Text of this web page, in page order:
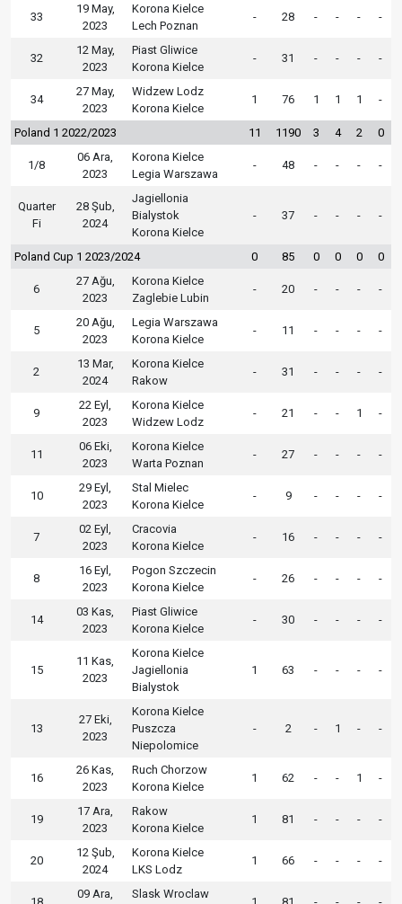
33
19 May,
2023
Korona Kielce
Lech Poznan
- 28 - - - -
32
12 May,
2023
Piast Gliwice
Korona Kielce
- 31 - - - -
34
27 May,
2023
Widzew Lodz
Korona Kielce
1 76 1 1 1 -
Poland 1 2022/2023 11 1190 3 4 2 0
1/8
06 Ara,
2023
Korona Kielce
Legia Warszawa
- 48 - - - -
Quarter
Fi
28 Şub,
2024
Jagiellonia
Bialystok
Korona Kielce
- 37 - - - -
Poland Cup 1 2023/2024 0 85 0 0 0 0
6
27 Ağu,
2023
Korona Kielce
Zaglebie Lubin
- 20 - - - -
5
20 Ağu,
2023
Legia Warszawa
Korona Kielce
- 11 - - - -
2
13 Mar,
2024
Korona Kielce
Rakow
- 31 - - - -
9
22 Eyl,
2023
Korona Kielce
Widzew Lodz
- 21 - - 1 -
11
06 Eki,
2023
Korona Kielce
Warta Poznan
- 27 - - - -
10
29 Eyl,
2023
Stal Mielec
Korona Kielce
- 9 - - - -
7
02 Eyl,
2023
Cracovia
Korona Kielce
- 16 - - - -
8
16 Eyl,
2023
Pogon Szczecin
Korona Kielce
- 26 - - - -
14
03 Kas,
2023
Piast Gliwice
Korona Kielce
- 30 - - - -
15
11 Kas,
2023
Korona Kielce
Jagiellonia
Bialystok
1 63 - - - -
13
27 Eki,
2023
Korona Kielce
Puszcza
Niepolomice
- 2 - 1 - -
16
26 Kas,
2023
Ruch Chorzow
Korona Kielce
1 62 - - 1 -
19
17 Ara,
2023
Rakow
Korona Kielce
1 81 - - - -
20
12 Şub,
2024
Korona Kielce
LKS Lodz
1 66 - - - -
09 Ara,
Slask Wroclaw